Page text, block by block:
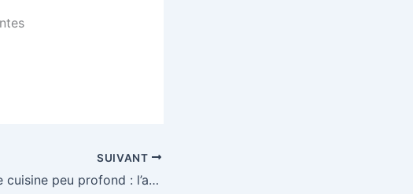
SUIVANT
Évier de cuisine peu profond : l’astuce pour plus d’ergonomie